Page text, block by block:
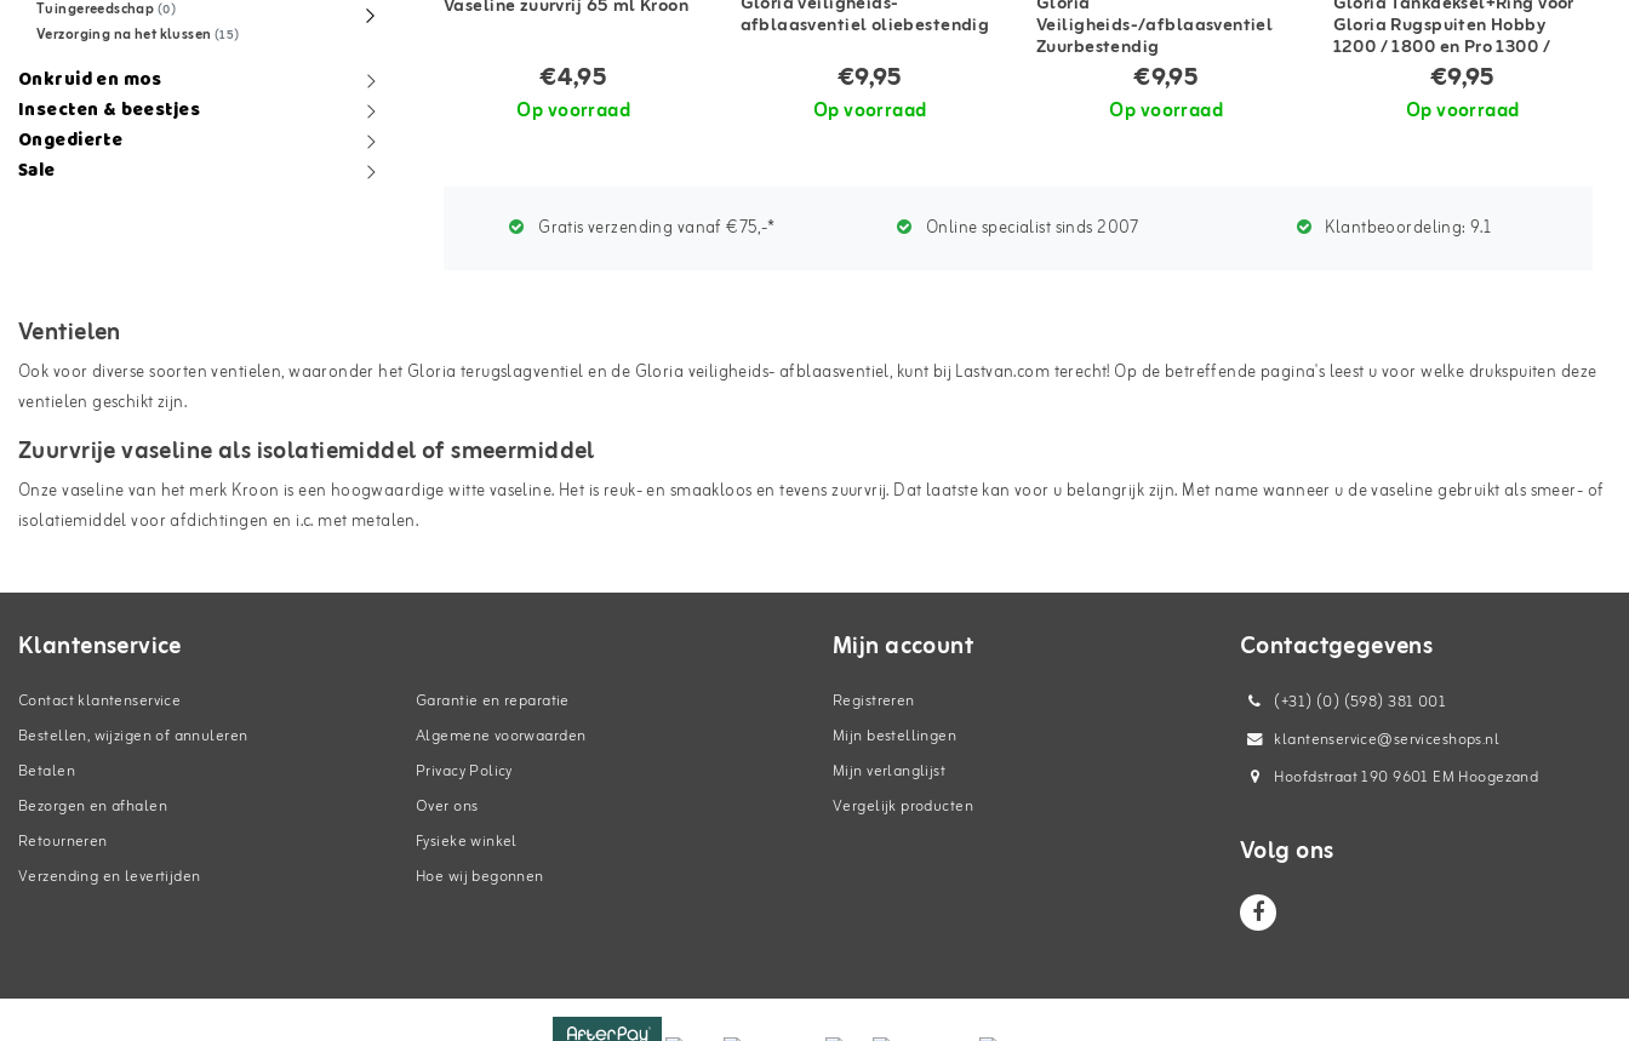
Tuingereedschap(0)
Verzorging na het klussen (15)
Onkruid en mos
Insecten & beestjes
Ongedierte
Sale
Vaseline zuurvrij 65 ml Kroon
€4,95
Op voorraad
afblaasventiel oliebestendig
€9,95
Op voorraad
Veiligheids-/afblaasventiel
Zuurbestendig
€9,95
Op voorraad
Gloria Rugspuiten Hobby
1200 / 1800 en Pro 1300 /
€9,95
Op voorraad
Gratis verzending vanaf €75,-* Online specialist sinds 2007 Klantbeoordeling:9.1
Ventielen
Ook voor diverse soorten ventielen, waaronder het Gloria terugslagventiel en de Gloria veiligheids- afblaasventiel, kunt bij Lastvan.com terecht! Op de betreffende pagina's leest u voor welke drukspuiten deze
ventielen geschikt zijn.
Zuurvrije vaseline als isolatiemiddel of smeermiddel
Onze vaseline van het merk Kroon is een hoogwaardigewitte vaseline. Het is reuk- en smaakloos en tevens zuurvrij. Dat laatste kan voor u belangrijk zijn. Met name wanneer u de vaseline gebruikt als smeer- of
isolatiemiddel voor afdichtingen en i.c. met metalen.
Klantenservice
Contact klantenservice
Bestellen, wijzigen of annuleren
Betalen
Bezorgen en afhalen
Retourneren
Verzending en levertijden
Garantie en reparatie
Algemene voorwaarden
Privacy Policy
Over ons
Fysieke winkel
Hoe wij begonnen
Mijn account
Registreren
Mijn bestellingen
Mijn verlanglijst
Vergelijk producten
Contactgegevens
(+31) (0) (598) 381 001
klantenservice@serviceshops.nl
Hoofdstraat 190 9601 EM Hoogezand
Volg ons